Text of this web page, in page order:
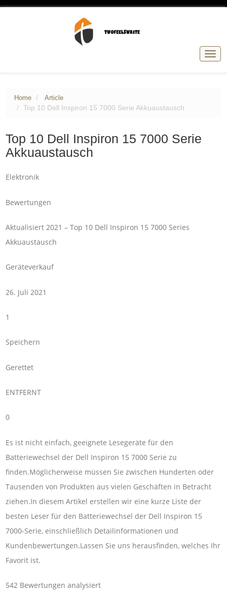
Home Article
Top 10 Dell Inspiron 15 7000 Serie Akkuaustausch
Top 10 Dell Inspiron 15 7000 Serie
Akkuaustausch
Elektronik
Bewertungen
Aktualisiert 2021 – Top 10 Dell Inspiron 15 7000 Series
Akkuaustausch
Geräteverkauf
26. Juli 2021
1
Speichern
Gerettet
ENTFERNT
0
Es ist nicht einfach, geeignete Lesegeräte für den
Batteriewechsel der Dell Inspiron 15 7000 Serie zu
finden.Möglicherweise müssen Sie zwischen Hunderten oder
Tausenden von Produkten aus vielen Geschäften in Betracht
ziehen.In diesem Artikel erstellen wir eine kurze Liste der
besten Leser für den Batteriewechsel der Dell Inspiron 15
7000-Serie, einschließlich Detailinformationen und
Kundenbewertungen.Lassen Sie uns herausfinden, welches Ihr
Favorit ist.
542 Bewertungen analysiert